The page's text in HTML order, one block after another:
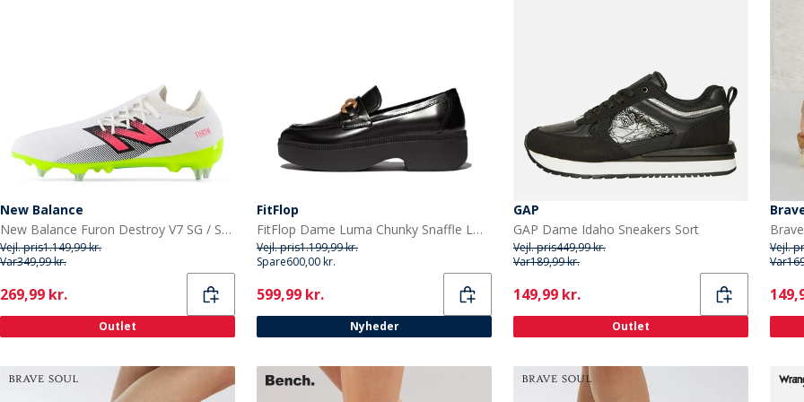
New Balance
New Balance Furon Destroy V7 SG / Soft Ground Fodboldstøvler Hvid
Vejl. pris1.149,99 kr.
Var349,99 kr.
Current
269,99 kr.
Outlet
FitFlop
FitFlop Dame Luma Chunky Snaffle Læder Demi Wedge Loafers Sort
Vejl. pris1.199,99 kr.
Spare600,00 kr.
Current
599,99 kr.
Nyheder
GAP
GAP Dame Idaho Sneakers Sort
Vejl. pris449,99 kr.
Var189,99 kr.
Current
149,99 kr.
Outlet
Vejl.
Var